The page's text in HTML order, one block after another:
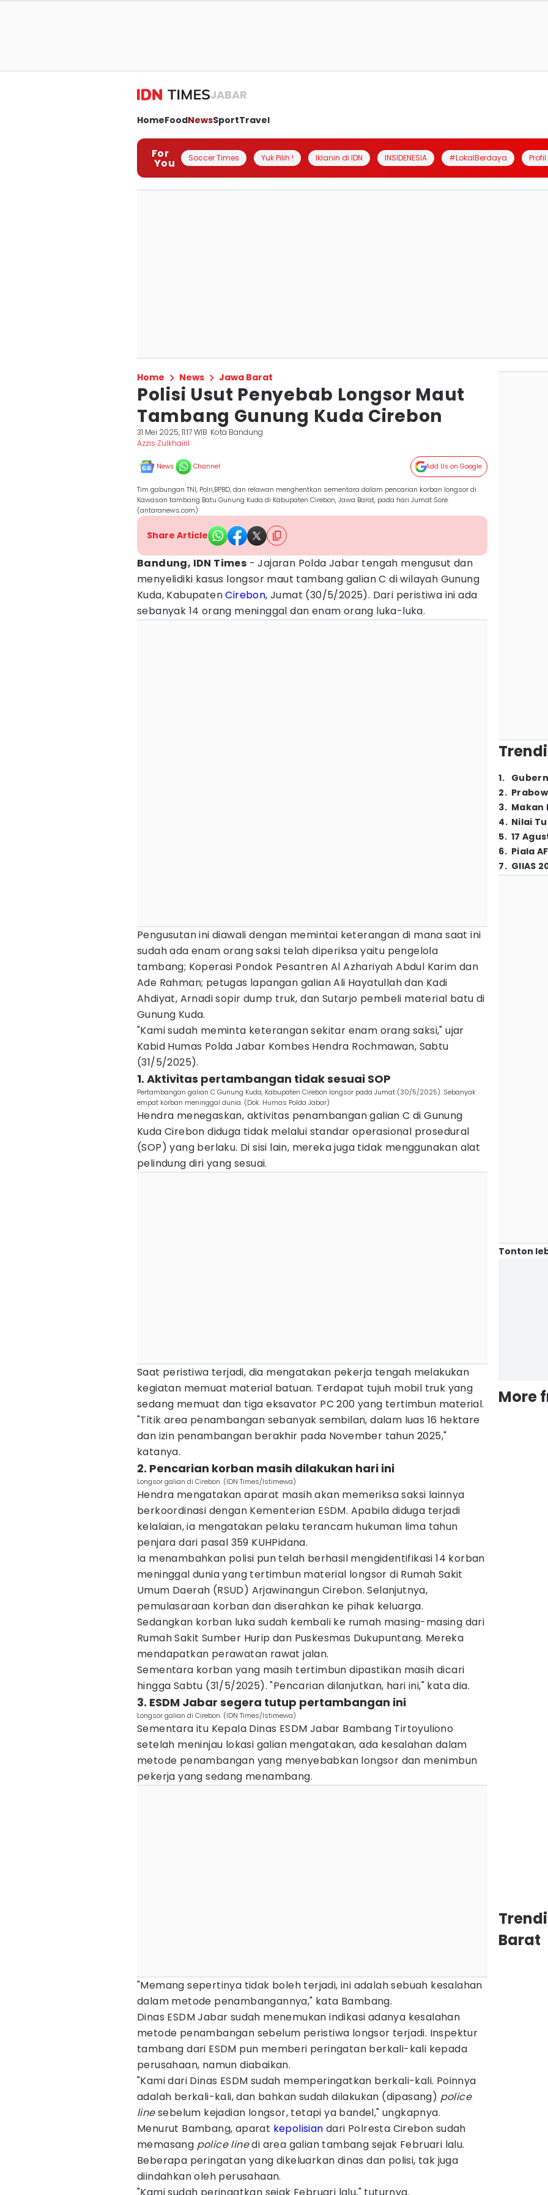
JABAR
HomeFoodNewsSportTravel
For
You Soccer Times Yuk Pilih ! Iklanin di IDN INSIDENESIA #LokalBerdaya
Home News Jawa Barat
Polisi Usut Penyebab Longsor Maut
Tambang Gunung Kuda Cirebon
31 Mei 2025, 11:17 WIB Kota Bandung
Azzis Zulkhairil
News Channel Add Us on Google
Tim gabungan TNI, Polri,BPBD, dan relawan menghentkan sementara dalam pencarian korban longsor di
Kawasan tambang Batu Gunung Kuda di Kabupaten Cirebon, Jawa Barat, pada hari Jumat Sore.
(antaranews.com)
Share Article
Bandung, IDN Times - Jajaran Polda Jabar tengah mengusut dan
menyelidiki kasus longsor maut tambang galian C di wilayah Gunung
Kuda, KabupatenCirebon, Jumat (30/5/2025). Dari peristiwa ini ada
sebanyak 14 orang meninggal dan enam orang luka-luka.
Pengusutan ini diawali dengan memintai keterangan di mana saat ini
sudah ada enam orang saksi telah diperiksa yaitu pengelola
tambang; Koperasi Pondok Pesantren Al Azhariyah Abdul Karim dan
Ade Rahman; petugas lapangan galian Ali Hayatullah dan Kadi
Ahdiyat, Arnadi sopir dump truk, dan Sutarjo pembeli material batu di
Gunung Kuda.
"Kami sudah meminta keterangan sekitar enam orang saksi," ujar
Kabid Humas Polda Jabar Kombes Hendra Rochmawan, Sabtu
(31/5/2025).
1. Aktivitas pertambangan tidak sesuai SOP
Pertambangan galian C Gunung Kuda, Kabupaten Cirebon longsor pada Jumat (30/5/2025). Sebanyak
empat korban meninggal dunia. (Dok. Humas Polda Jabar)
Hendra menegaskan, aktivitas penambangan galian C di Gunung
Kuda Cirebon diduga tidak melalui standar operasional prosedural
(SOP) yang berlaku. Di sisi lain, mereka juga tidak menggunakan alat
pelindung diri yang sesuai.
Saat peristiwa terjadi, dia mengatakan pekerja tengah melakukan
kegiatan memuat material batuan. Terdapat tujuh mobil truk yang
sedang memuat dan tiga eksavator PC 200 yang tertimbun material.
"Titik area penambangan sebanyak sembilan, dalam luas 16 hektare
dan izin penambangan berakhir pada November tahun 2025,"
katanya.
2. Pencarian korban masih dilakukan hari ini
Longsor galian di Cirebon. (IDN Times/Istimewa)
Hendra mengatakan aparat masih akan memeriksa saksi lainnya
berkoordinasi dengan Kementerian ESDM. Apabila diduga terjadi
kelalaian, ia mengatakan pelaku terancam hukuman lima tahun
penjara dari pasal 359 KUHPidana.
Ia menambahkan polisi pun telah berhasil mengidentifikasi 14 korban
meninggal dunia yang tertimbun material longsor di Rumah Sakit
Umum Daerah (RSUD) Arjawinangun Cirebon. Selanjutnya,
pemulasaraan korban dan diserahkan ke pihak keluarga.
Sedangkan korban luka sudah kembali ke rumah masing-masing dari
Rumah Sakit Sumber Hurip dan Puskesmas Dukupuntang. Mereka
mendapatkan perawatan rawat jalan.
Sementara korban yang masih tertimbun dipastikan masih dicari
hingga Sabtu (31/5/2025). "Pencarian dilanjutkan, hari ini," kata dia.
3. ESDM Jabar segera tutup pertambangan ini
Longsor galian di Cirebon. (IDN Times/Istimewa)
Sementara itu Kepala Dinas ESDM Jabar Bambang Tirtoyuliono
setelah meninjau lokasi galian mengatakan, ada kesalahan dalam
metode penambangan yang menyebabkan longsor dan menimbun
pekerja yang sedang menambang.
"Memang sepertinya tidak boleh terjadi, ini adalah sebuah kesalahan
dalam metode penambangannya," kata Bambang.
Dinas ESDM Jabar sudah menemukan indikasi adanya kesalahan
metode penambangan sebelum peristiwa longsor terjadi. Inspektur
tambang dari ESDM pun memberi peringatan berkali-kali kepada
perusahaan, namun diabaikan.
"Kami dari Dinas ESDM sudah memperingatkan berkali-kali. Poinnya
adalah berkali-kali, dan bahkan sudah dilakukan (dipasang) police
linesebelum kejadian longsor, tetapi ya bandel," ungkapnya.
Menurut Bambang, aparat kepolisian dari Polresta Cirebon sudah
memasang police linedi area galian tambang sejak Februari lalu.
Beberapa peringatan yang dikeluarkan dinas dan polisi, tak juga
diindahkan oleh perusahaan.
1.
2.
3. Makan
4. Nilai
5. 17
6. Piala
7. GIIAS
Tonton
More
Barat